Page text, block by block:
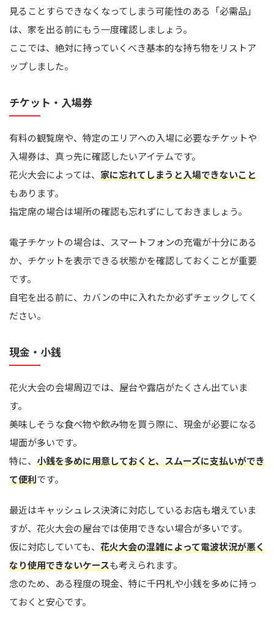
見ることすらできなくなってしまう可能性のある「必需品」
は、家を出る前にもう一度確認しましょう。
ここでは、絶対に持っていくべき基本的な持ち物をリストア
ップしました。
チケット・入場券
有料の観覧席や、特定のエリアへの入場に必要なチケットや
入場券は、真っ先に確認したいアイテムです。
花火大会によっては、 家に忘れてしまうと入場できないこと
もあります。
指定席の場合は場所の確認も忘れずにしておきましょう。
電子チケットの場合は、スマートフォンの充電が十分にある
か、チケットを表示できる状態かを確認しておくことが重要
です。
自宅を出る前に、カバンの中に入れたか必ずチェックしてく
ださい。
現金・小銭
花火大会の会場周辺では、屋台や露店がたくさん出ていま
す。
美味しそうな食べ物や飲み物を買う際に、現金が必要になる
場面が多いです。
特に、 小銭を多めに用意しておくと、スムーズに支払いができ
て便利です。
最近はキャッシュレス決済に対応しているお店も増えていま
すが、花火大会の屋台では使用できない場合が多いです。
仮に対応していても、 花火大会の混雑によって電波状況が悪く
なり使用できないケースも考えられます。
念のため、ある程度の現金、特に千円札や小銭を多めに持っ
ておくと安心です。